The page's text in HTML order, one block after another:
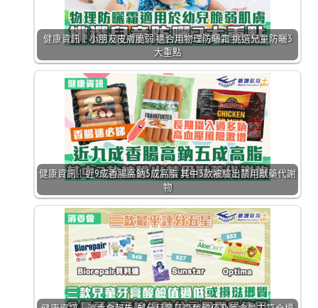
健康資訊｜小朋友皮膚脆弱 適合用物理防曬霜 挑選兒童防曬3
大重點
健康資訊｜近9成香腸高鈉5成高脂 其中3款被驗出禁用獸藥代謝
物